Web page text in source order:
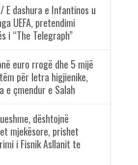
E dashura e Infantinos u
UEFA, pretendimi
i “The Telegraph”
euro rrogë dhe 5 mijë
për letra higjienike,
e çmendur e Salah
dështojnë
mjekësore, prishet
i Fisnik Asllanit te